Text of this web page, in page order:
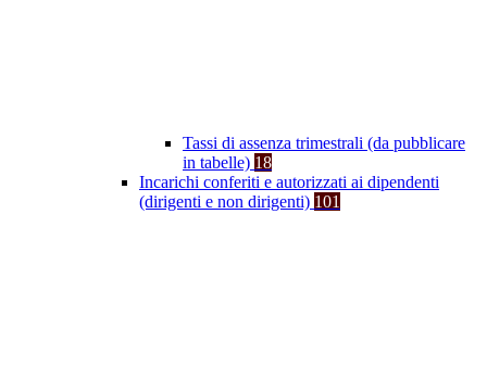
Tassi di assenza trimestrali (da pubblicare
in tabelle) 18
Incarichi conferiti e autorizzati ai dipendenti
(dirigenti e non dirigenti) 101